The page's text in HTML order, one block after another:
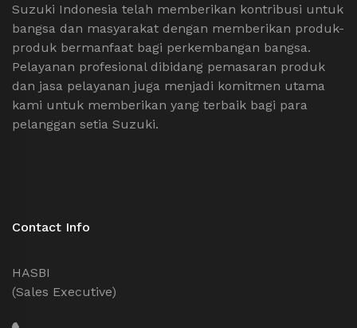
Suzuki Indonesia telah memberikan kontribusi untuk
bangsa dan masyarakat dengan memberikan produk-
produk bermanfaat bagi perkembangan bangsa.
Pelayanan profesional dibidang pemasaran produk
dan jasa pelayanan juga menjadi komitmen utama
kami untuk memberikan yang terbaik bagi para
pelanggan setia Suzuki.
Contact Info
HASBI
(Sales Executive)